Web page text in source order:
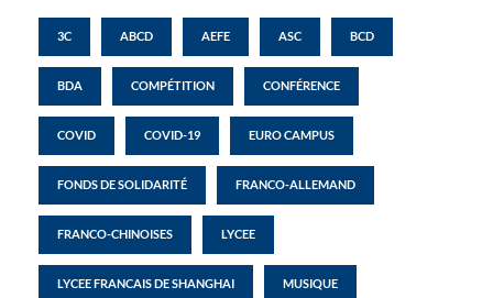
3C ABCD AEFE ASC BCD
BDA COMPÉTITION CONFÉRENCE
COVID COVID-19 EURO CAMPUS
FONDS DE SOLIDARITÉ FRANCO-ALLEMAND
FRANCO-CHINOISES LYCEE
LYCEE FRANCAIS DE SHANGHAI MUSIQUE